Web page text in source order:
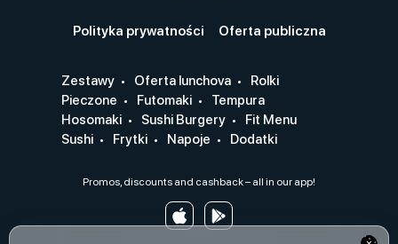
Polityka prywatności Oferta publiczna
Zestawy Oferta lunchova
Rolki
Pieczone
Futomaki
Tempura
Hosomaki
Sushi Burgery
Fit Menu
Sushi
Frytki Napoje Dodatki
Promos, discounts and cashback – all in our app!